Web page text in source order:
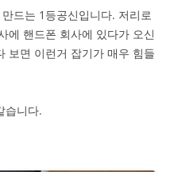
드는 1등공신입니다. 저리로
에 핸드폰 회사에 있다가 오신
보면 이런거 잡기가 매우 힘들
습니다.